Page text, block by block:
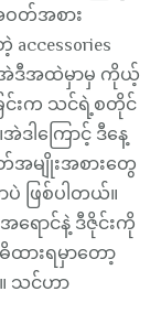
တ်အစား
ဒီအထဲမှာမှ ကိုယ့်
င်းက သင်ရဲ့စတိုင်
ဒါကြောင့် ဒီနေ့
မျိုးအစားတွေ
ဖြစ်ပါတယ်။
ရောင်နဲ့ ဒီဇိုင်းကို
ားရမှာတော့
သင်ဟာ